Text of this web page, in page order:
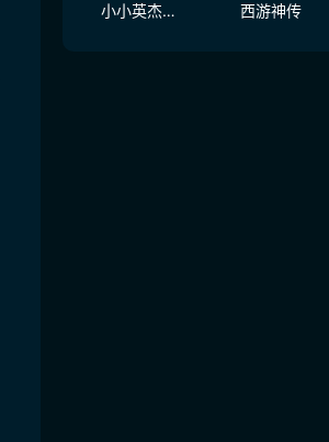
小小英杰：合战天下 西游神传